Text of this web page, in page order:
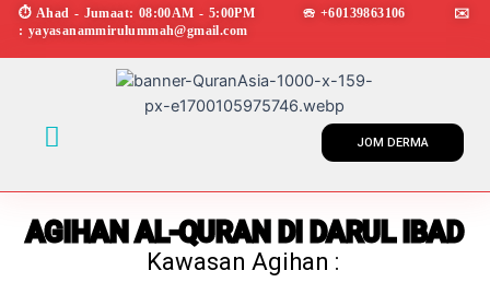
Skip
content
⏱︎ Ahad - Jumaat: 08:00AM - 5:00PM ☏ +60139863106 ✉︎
: yayasanammirulummah@gmail.com
Menu JOM DERMA
AGIHAN AL-QURAN DI DARUL IBAD
Kawasan Agihan :